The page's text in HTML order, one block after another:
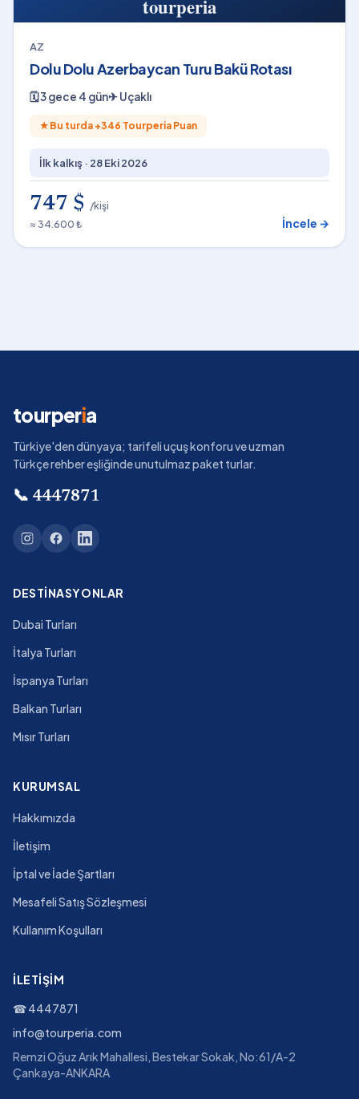
AZ
Dolu Dolu Azerbaycan Turu Bakü Rotası
🗓3 gece 4 gün✈Uçaklı
★ Bu turda +346 Tourperia Puan
İlk kalkış · 28 Eki 2026
747 $ /kişi
≈ 34.600 ₺
İncele →
tourperia
Türkiye'den dünyaya; tarifeli uçuş konforu ve uzman
Türkçe rehber eşliğinde unutulmaz paket turlar.
📞 4447871
DESTINASYONLAR
Dubai Turları
İtalya Turları
İspanya Turları
Balkan Turları
Mısır Turları
KURUMSAL
Hakkımızda
İletişim
İptal ve İade Şartları
Mesafeli Satış Sözleşmesi
Kullanım Koşulları
İLETIŞIM
☎4447871
info@tourperia.com
Remzi Oğuz Arık Mahallesi, Bestekar Sokak, No:61/A-2
Çankaya-ANKARA